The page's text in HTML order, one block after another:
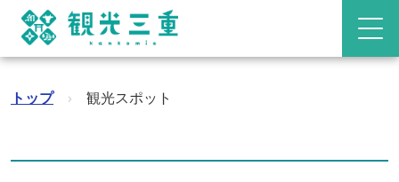
トップ › 観光スポット